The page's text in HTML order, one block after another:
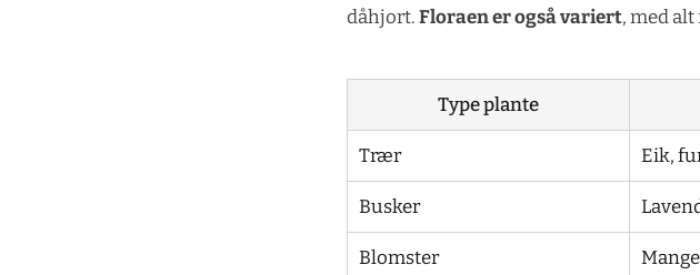
dåhjort. Floraen er også variert, med
Type plante
Trær Eik,
Busker
Blomster